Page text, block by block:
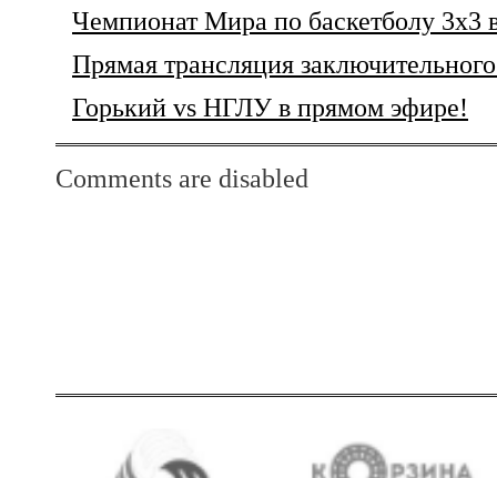
Чемпионат Мира по баскетболу
Прямая трансляция
Горький vs НГЛУ в прямом эфире!
Comments are disabled